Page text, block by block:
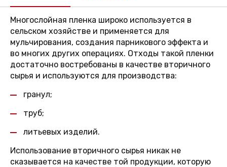
Многослойная пленка широко используется в
сельском хозяйстве и применяется для
мульчирования, создания парникового эффекта и
во многих других операциях. Отходы такой пленки
достаточно востребованы в качестве вторичного
сырья и используются для производства:
гранул;
труб;
литьевых изделий.
Использование вторичного сырья никак не
сказывается на качестве той продукции, которую